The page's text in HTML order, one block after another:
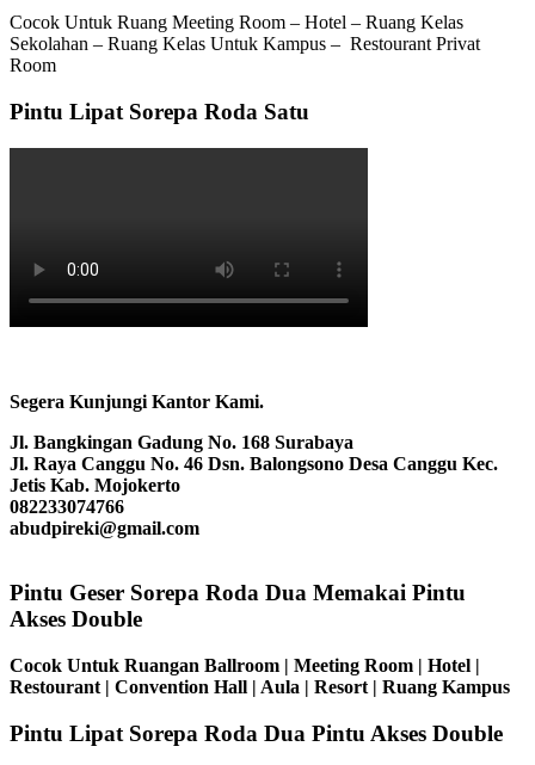
Cocok Untuk Ruang Meeting Room – Hotel – Ruang Kelas
Sekolahan – Ruang Kelas Untuk Kampus – Restourant Privat
Room
Pintu Lipat Sorepa Roda Satu
Segera Kunjungi Kantor Kami.
Jl. Bangkingan Gadung No. 168 Surabaya
Jl. Raya Canggu No. 46 Dsn. Balongsono Desa Canggu Kec.
Jetis Kab. Mojokerto
082233074766
abudpireki@gmail.com
Pintu Geser Sorepa Roda Dua Memakai Pintu
Akses Double
Cocok Untuk Ruangan Ballroom | Meeting Room | Hotel |
Restourant | Convention Hall | Aula | Resort | Ruang Kampus
Pintu Lipat Sorepa Roda Dua Pintu Akses Double